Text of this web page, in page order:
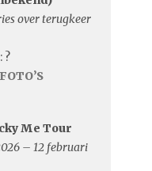
over terugkeer
?
FOTO’S
Me Tour
– 12 februari